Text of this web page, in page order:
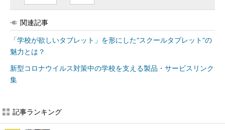
関連記事
「学校が欲しいタブレット」を形にした“スクールタブレット”の
魅力とは？
新型コロナウイルス対策中の学校を支える製品・サービスリンク
集
記事ランキング